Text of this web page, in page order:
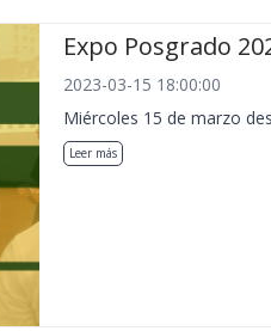
Expo Posgrado
2023-03-15 18:00:00
Miércoles 15 de marzo
Leer más